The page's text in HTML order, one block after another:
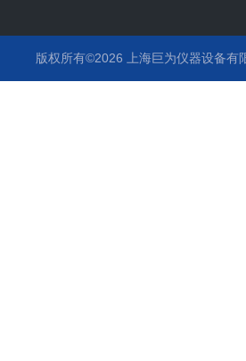
版权所有©2026 上海巨为仪器设备